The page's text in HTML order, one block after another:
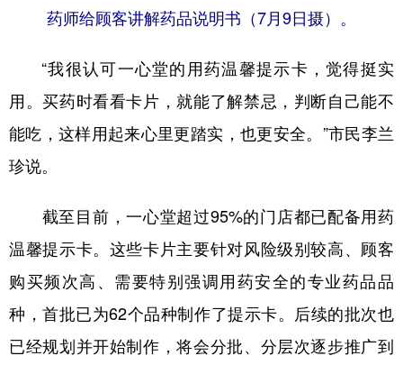
药师给顾客讲解药品说明书（7月9日摄）。
“我很认可一心堂的用药温馨提示卡，觉得挺实
用。买药时看看卡片，就能了解禁忌，判断自己能不
能吃，这样用起来心里更踏实，也更安全。”市民李兰
珍说。
截至目前，一心堂超过95%的门店都已配备用药
温馨提示卡。这些卡片主要针对风险级别较高、顾客
购买频次高、需要特别强调用药安全的专业药品品
种，首批已为62个品种制作了提示卡。后续的批次也
已经规划并开始制作，将会分批、分层次逐步推广到